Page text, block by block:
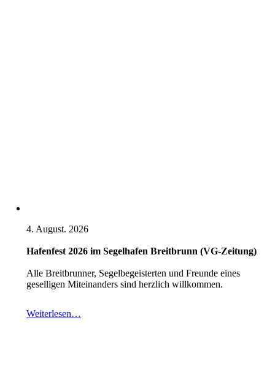
4. August. 2026
Hafenfest 2026 im Segelhafen Breitbrunn (VG-Zeitung)
Alle Breitbrunner, Segelbegeisterten und Freunde eines
geselligen Miteinanders sind herzlich willkommen.
Weiterlesen…